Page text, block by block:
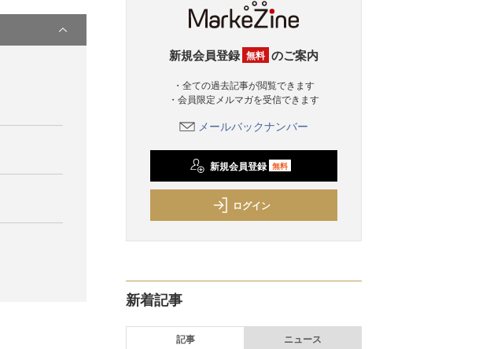
新規会員登録 無料 のご案内
・全ての過去記事が閲覧できます
・会員限定メルマガを受信できます
メールバックナンバー
新規会員登録 無料
ログイン
新着記事
記事 ニュース